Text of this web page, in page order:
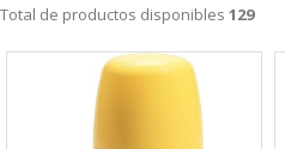
Total de productos disponibles 129